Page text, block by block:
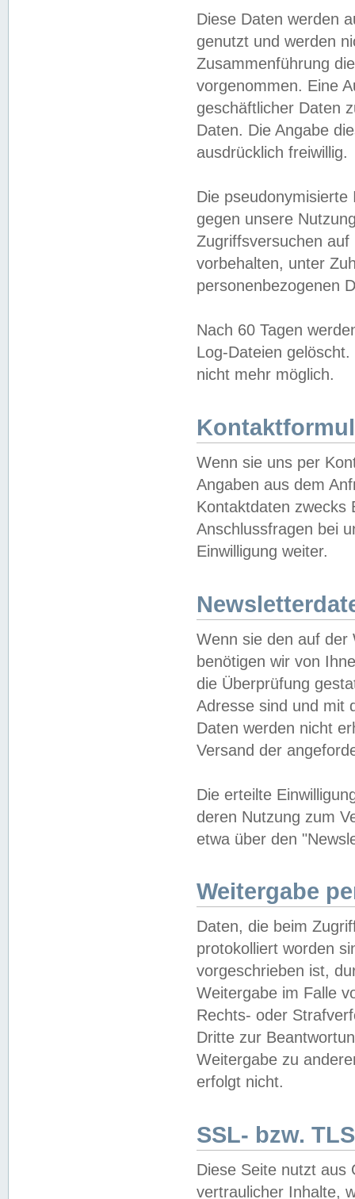
Diese Daten werden
genutzt und werden
Zusammenführung
vorgenommen. Eine
geschäftlicher Daten
Daten. Die Angabe
ausdrücklich freiwillig.
Die
gegen unsere
Zugriffsversuchen
vorbehalten, unter
personenbezogenen
Nach 60 Tagen
Log-Dateien
nicht mehr möglich.
Wenn sie uns per
Angaben aus dem
Kontaktdaten zwecks
Anschlussfragen bei
Einwilligung weiter.
Wenn sie den auf der
benötigen wir von
die Überprüfung
Adresse sind und mit
Daten werden nicht
Versand der
Die erteilte
deren Nutzung zum
etwa über den
Weitergabe
Daten, die beim
protokolliert worden
vorgeschrieben ist,
Weitergabe im Falle
Rechts- oder
Dritte zur
Weitergabe zu
erfolgt nicht.
SSL- bzw.
Diese Seite nutzt aus
vertraulicher Inhalte,